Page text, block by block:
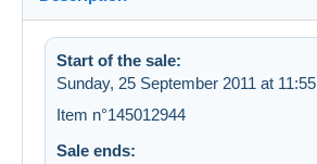
Start of the sale:
Sunday, 25 September 2011 at 11:55
Item n°145012944
Sale ends: